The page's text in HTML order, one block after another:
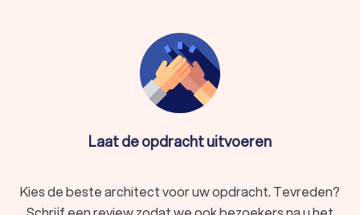
Laat de opdracht uitvoeren
Kies de beste architect voor uw opdracht. Tevreden?